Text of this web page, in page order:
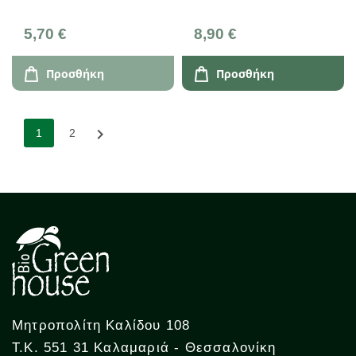
5,70 €
Προσθήκη
8,90 €
Προσθήκη
1 2 
Μητροπολίτη Καλίδου 108
Τ.Κ. 551 31 Καλαμαριά - Θεσσαλονίκη